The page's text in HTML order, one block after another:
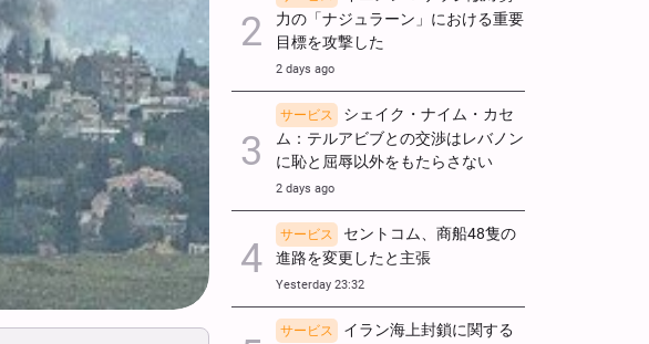
力の「ナジュラーン」における重要
目標を攻撃した
2 days ago
サービス
シェイク・ナイム・カセ
ム：テルアビブとの交渉はレバノン
に恥と屈辱以外をもたらさない
2 days ago
サービス
セントコム、商船48隻の
進路を変更したと主張
Yesterday 23:32
サービス
イラン海上封鎖に関する